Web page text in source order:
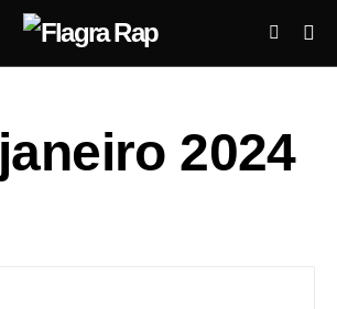
janeiro 2024